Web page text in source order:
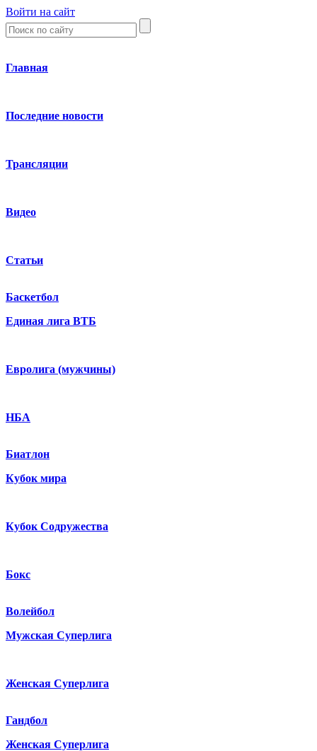
Войти на сайт
Главная
Последние новости
Трансляции
Видео
Статьи
Баскетбол
Единая лига ВТБ
Евролига (мужчины)
НБА
Биатлон
Кубок мира
Кубок Содружества
Бокс
Волейбол
Мужская Суперлига
Женская Суперлига
Гандбол
Женская Суперлига